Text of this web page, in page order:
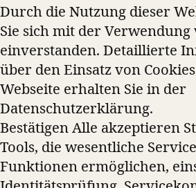
Durch die Nutzung dieser
Sie sich mit der Verwendung
einverstanden. Detaillierte
über den Einsatz von
Webseite erhalten Sie in der
Datenschutzerklärung.
BestätigenAlle akzeptieren
Tools, die wesentliche
Funktionen ermöglichen,